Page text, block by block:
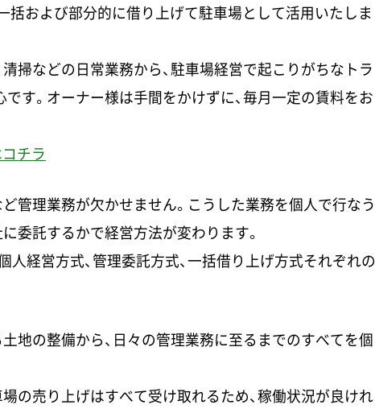
括および部分的に借り上げて駐車場として活用いたしま
掃などの日常業務から、駐車場経営で起こりがちなトラ
す。オーナー様は手間をかけずに、毎月一定の賃料をお
チラ
管理業務が欠かせません。こうした業務を個人で行なう
委託するかで経営方法が変わります。
人経営方式、管理委託方式、一括借り上げ方式それぞれの
地の整備から、日々の管理業務に至るまでのすべてを個
の売り上げはすべて受け取れるため、稼働状況が良けれ